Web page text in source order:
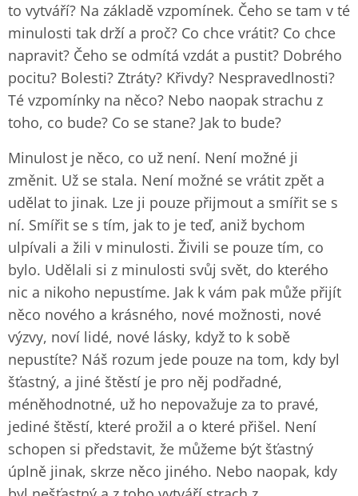
to vytváří? Na základě vzpomínek. Čeho se tam v té
minulosti tak drží a proč? Co chce vrátit? Co chce
napravit? Čeho se odmítá vzdát a pustit? Dobrého
pocitu? Bolesti? Ztráty? Křivdy? Nespravedlnosti?
Té vzpomínky na něco? Nebo naopak strachu z
toho, co bude? Co se stane? Jak to bude?
Minulost je něco, co už není. Není možné ji
změnit. Už se stala. Není možné se vrátit zpět a
udělat to jinak. Lze ji pouze přijmout a smířit se s
ní. Smířit se s tím, jak to je teď, aniž bychom
ulpívali a žili v minulosti. Živili se pouze tím, co
bylo. Udělali si z minulosti svůj svět, do kterého
nic a nikoho nepustíme. Jak k vám pak může přijít
něco nového a krásného, nové možnosti, nové
výzvy, noví lidé, nové lásky, když to k sobě
nepustíte? Náš rozum jede pouze na tom, kdy byl
šťastný, a jiné štěstí je pro něj podřadné,
méněhodnotné, už ho nepovažuje za to pravé,
jediné štěstí, které prožil a o které přišel. Není
schopen si představit, že můžeme být šťastný
úplně jinak, skrze něco jiného. Nebo naopak, kdy